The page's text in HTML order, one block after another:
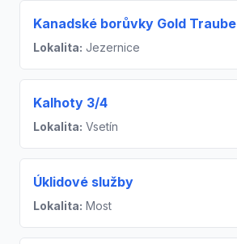
Kanadské borůvky Gold Traube
Lokalita: Jezernice
Kalhoty 3/4
Lokalita: Vsetín
Úklidové služby
Lokalita: Most